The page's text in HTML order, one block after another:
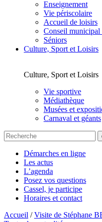
Enseignement
Vie périscolaire
Accueil de loisirs
Conseil municipal
Séniors
Culture, Sport et Loisirs
Culture, Sport et Loisirs
Vie sportive
Médiathèque
Musées et
Carnaval et géants
Démarches en ligne
Les actus
L’agenda
Posez vos questions
Cassel, je participe
Horaires et contact
Accueil /Visite de Stéphane